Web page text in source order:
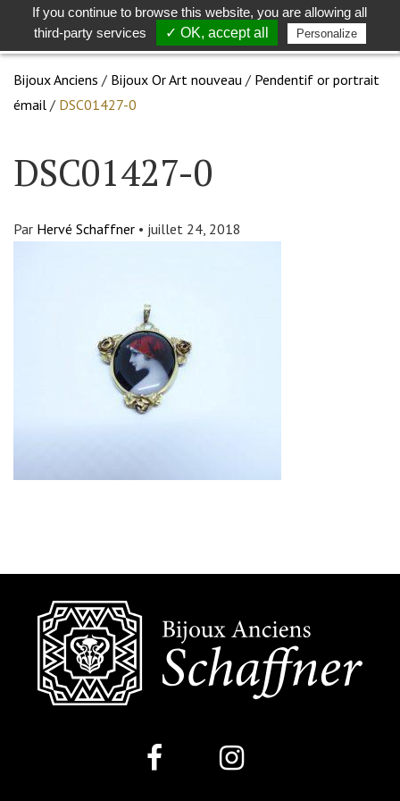
Toggle
search
Bijoux Anciens / Bijoux Or Art nouveau / Pendentif or portrait
émail / DSC01427-0
DSC01427-0
Par Hervé Schaffner • juillet 24, 2018
If you continue to browse this website, you are allowing all
third-party services
✓ OK, accept all Personalize